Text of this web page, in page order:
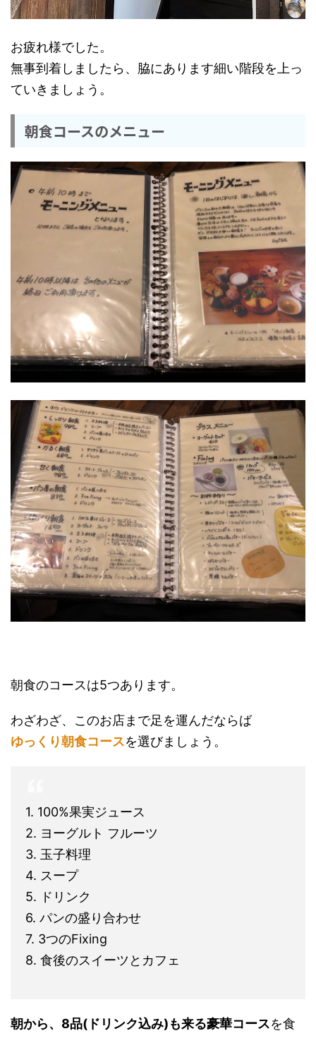
お疲れ様でした。
無事到着しましたら、脇にあります細い階段を上っ
ていきましょう。
朝食コースのメニュー
朝食のコースは5つあります。
わざわざ、このお店まで足を運んだならば
ゆっくり朝食コースを選びましょう。
1. 100%果実ジュース
2. ヨーグルト フルーツ
3. 玉子料理
4. スープ
5. ドリンク
6. パンの盛り合わせ
7. 3つのFixing
8. 食後のスイーツとカフェ
朝から、8品(ドリンク込み)も来る豪華コースを食